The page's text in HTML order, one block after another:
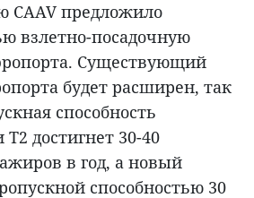
CAAV предложило
взлетно-посадочную
Существующий
будет расширен, так
способность
достигнет 30-40
в год, а новый
способностью 30